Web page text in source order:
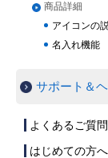
商品詳細
アイコンの
名入れ機能
サポート＆
よくあるご質問
はじめての方へ